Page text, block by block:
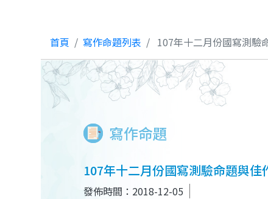
首頁 寫作命題列表 107年十二月份國寫測驗
寫作命題
107年十二月份國寫測驗命題與
發佈時間：2018-12-05